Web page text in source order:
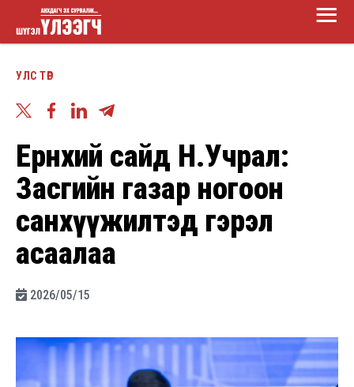
Skip
to
үлээгч
Main
Menu
УЛС ТӨР
Ерөнхий сайд Н.Учрал:
Засгийн газар ногоон
санхүүжилтэд гэрэл
асаалаа
2026/05/15